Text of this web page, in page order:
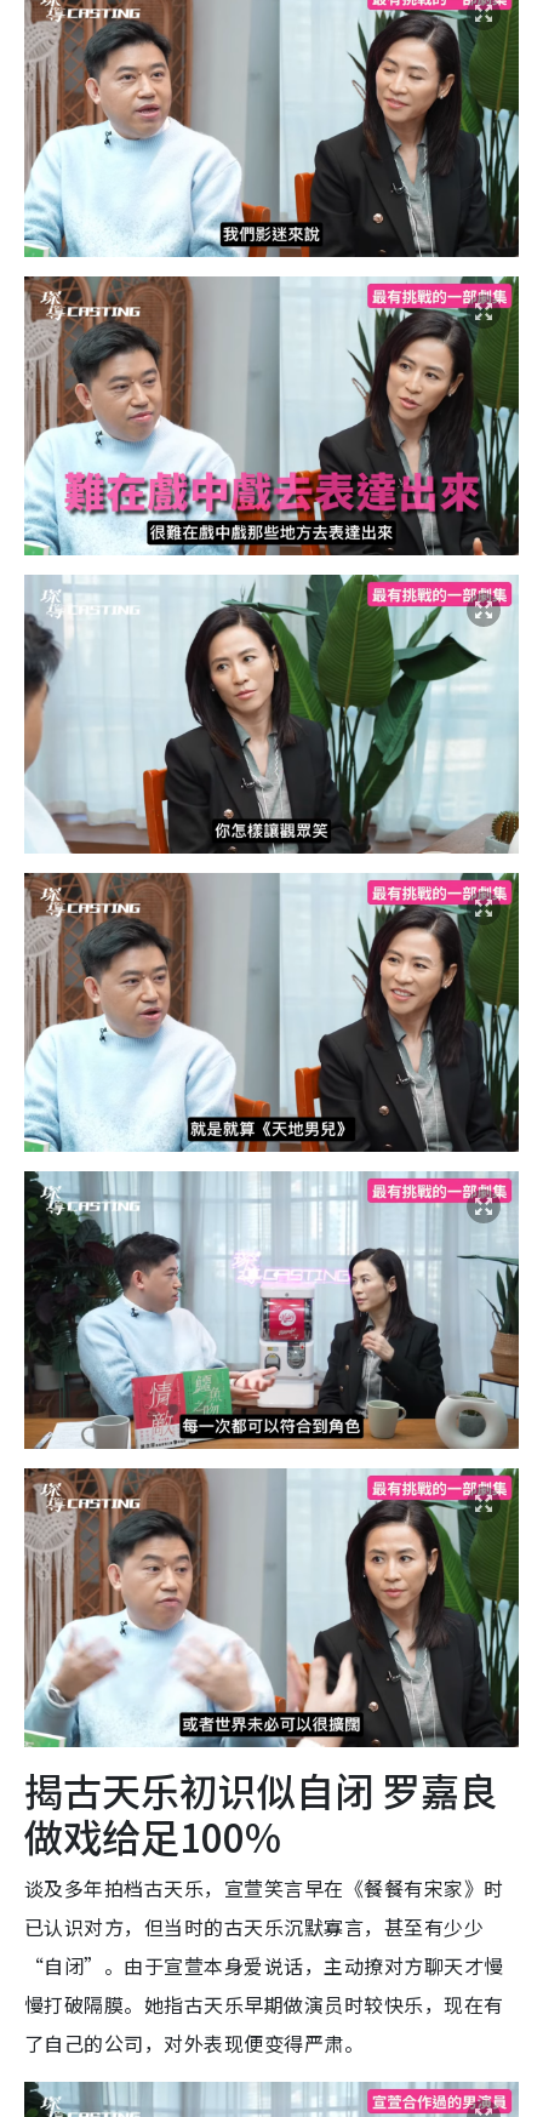
揭古天乐初识似自闭 罗嘉良
做戏给足100%
谈及多年拍档古天乐，宣萱笑言早在《餐餐有宋家》时
已认识对方，但当时的古天乐沉默寡言，甚至有少少
“自闭”。由于宣萱本身爱说话，主动撩对方聊天才慢
慢打破隔膜。她指古天乐早期做演员时较快乐，现在有
了自己的公司，对外表现便变得严肃。